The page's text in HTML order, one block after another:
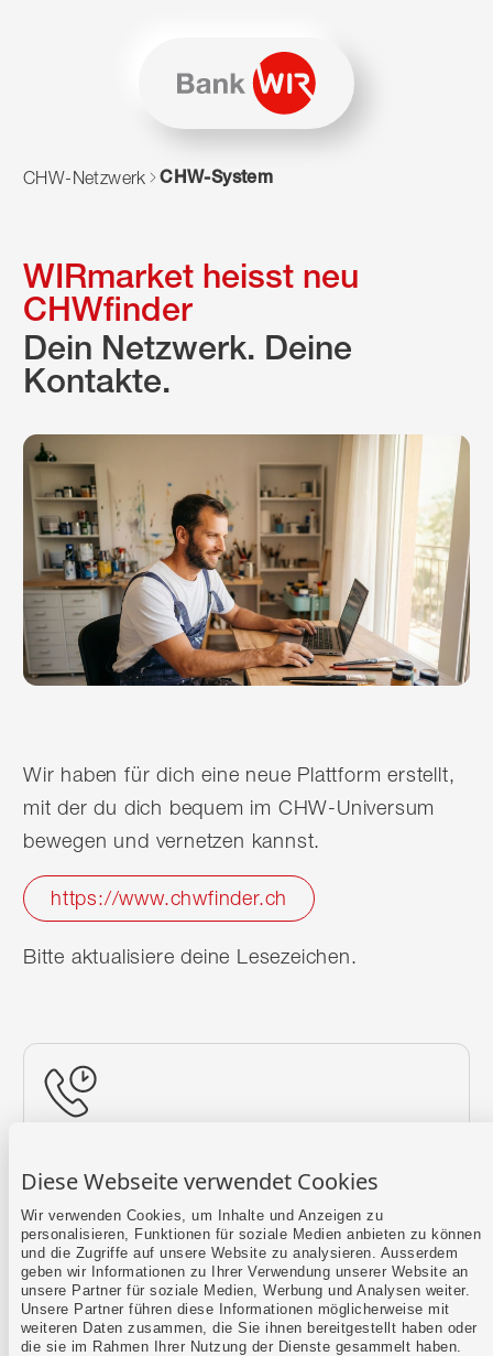
Diese Webseite verwendet Cookies
Wir verwenden Cookies, um Inhalte und Anzeigen zu
personalisieren, Funktionen für soziale Medien anbieten zu können
und die Zugriffe auf unsere Website zu analysieren. Ausserdem
geben wir Informationen zu Ihrer Verwendung unserer Website an
unsere Partner für soziale Medien, Werbung und Analysen weiter.
Unsere Partner führen diese Informationen möglicherweise mit
weiteren Daten zusammen, die Sie ihnen bereitgestellt haben oder
die sie im Rahmen Ihrer Nutzung der Dienste gesammelt haben.
Zum Navigieren dieser Seite wird JavaScript benötigt.
CHW-Netzwerk CHW-System
WIRmarket heisst neu
CHWfinder
Dein Netzwerk. Deine
Kontakte.
Wir haben für dich eine neue Plattform erstellt,
mit der du dich bequem im CHW-Universum
bewegen und vernetzen kannst.
https://www.chwfinder.ch
Bitte aktualisiere deine Lesezeichen.
Mehr erfahren